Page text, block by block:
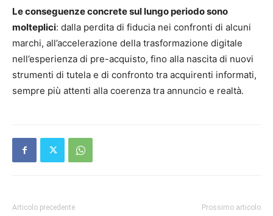
Le conseguenze concrete sul lungo periodo sono
molteplici: dalla perdita di fiducia nei confronti di alcuni
marchi, all’accelerazione della trasformazione digitale
nell’esperienza di pre-acquisto, fino alla nascita di nuovi
strumenti di tutela e di confronto tra acquirenti informati,
sempre più attenti alla coerenza tra annuncio e realtà.
Articolo precedente Prossimo articolo